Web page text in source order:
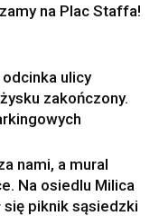
na Plac Staffa!
ulicy
zakończony.
nami, a mural
Na osiedlu Milica
się piknik sąsiedzki